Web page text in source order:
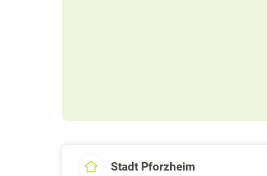
Stadt Pforzheim